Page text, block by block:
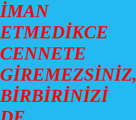
İMAN
ETMEDİKCE
CENNETE
GİREMEZSİNİZ,
BİRBİRİNİZİ